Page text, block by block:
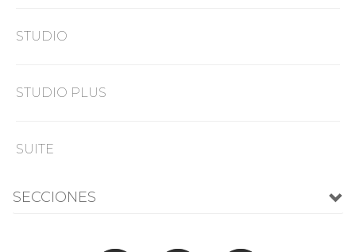
STUDIO
STUDIO PLUS
SUITE
SECCIONES